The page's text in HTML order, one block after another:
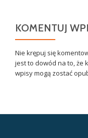
KOMENTUJ
Nie krępuj się
jest to dowód na to, że
wpisy mogą zostać